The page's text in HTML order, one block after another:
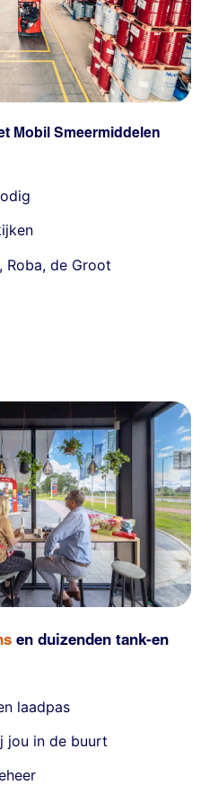
Mobil Smeermiddelen
, Roba,de Groot
en duizenden tank-en
laadpas
jou in de buurt